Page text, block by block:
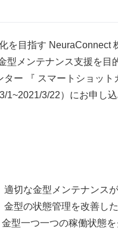
を目指す NeuraConnect
型メンテナンス支援を
ー 『 スマートショット
3/22）にお申し
切な金型メンテナンス
型の状態管理を改善し
型一つ一つの稼働状態